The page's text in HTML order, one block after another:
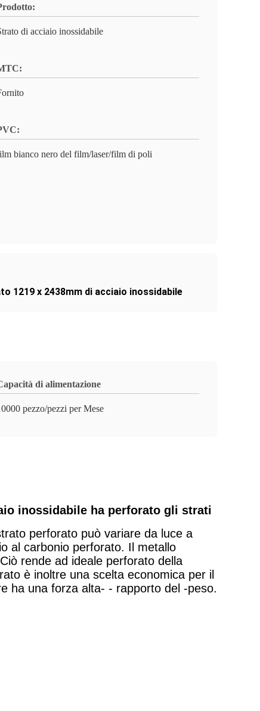
di acciaio inossidabile
bianco nero del film/laser/film di poli
1219 x 2438mm di acciaio inossidabile
di alimentazione
pezzo/pezzi per Mese
inossidabile ha perforato gli strati
perforato può variare da luce a
al carbonio perforato. Il metallo
rende ad ideale perforato della
è inoltre una scelta economica per il
ha una forza alta- - rapporto del -peso.